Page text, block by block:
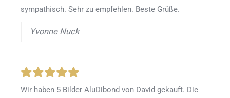
sympathisch. Sehr zu empfehlen. Beste Grüße.
Yvonne Nuck
Wir haben 5 Bilder AluDibond von David gekauft. Die